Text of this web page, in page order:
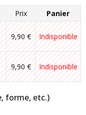
Prix Panier
9,90 € Indisponible
9,90 € Indisponible
forme, etc.)